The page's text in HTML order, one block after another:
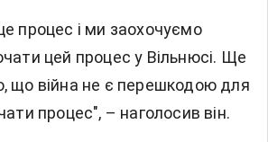
процес і ми заохочуємо
цей процес у Вільнюсі. Ще
що війна не є перешкодою для
процес", – наголосив він.